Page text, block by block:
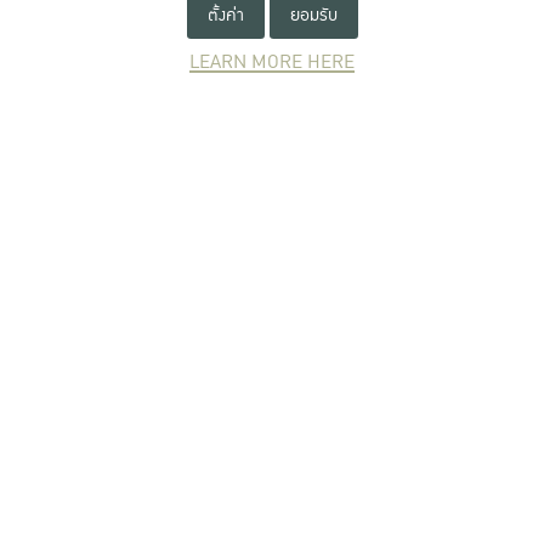
NEWCOMER
ตั้งค่า ยอมรับ
LEARN MORE HERE